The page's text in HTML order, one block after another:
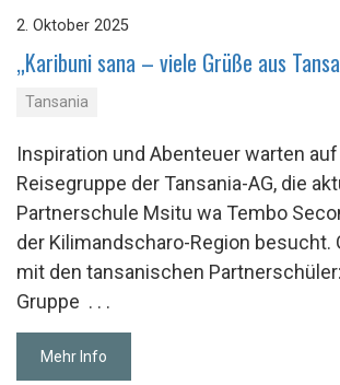
2. Oktober 2025
„Ka­ri­b­u­ni sana – viele Grüße aus
Tansania
Inspiration und Abenteuer warten
Reisegruppe der Tansania-AG, die
Partnerschule Msitu wa Tembo
der Kilimandscharo-Region besucht.
mit den tansanischen
Gruppe . . .
Mehr Info